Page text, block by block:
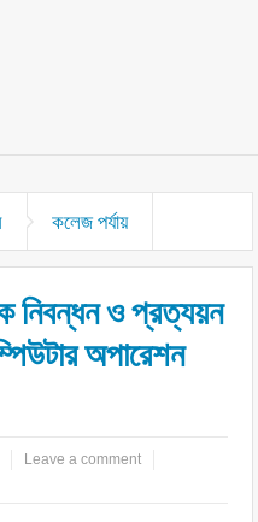
কলেজ পর্যায়
নিবন্ধন ও প্রত্যয়ন
অপারেশন
Leave a comment